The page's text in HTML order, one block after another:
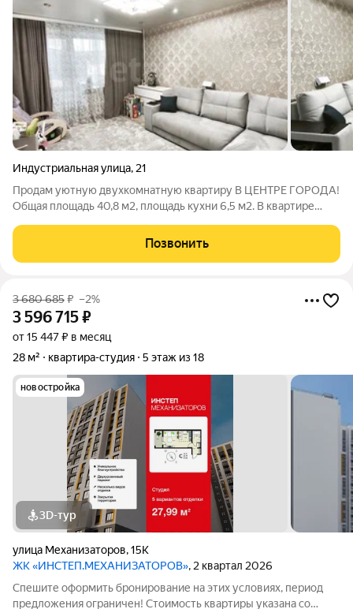
Индустриальная улица, 21
Продам уютную двухкомнатную квартиру В ЦЕНТРЕ ГОРОДА!
Общая площадь 40,8 м2, площадь кухни 6,5 м2. В квартире
светлых тонов, полы выровнены, по всей квартире линолеум,
проводка заменена. Санузел
Позвонить
3 680 685₽ –2%
3 596 715₽
от 15 447 ₽ в месяц
28 м²
квартира-студия 5 этаж из 18
новостройка
3D-тур
улица Механизаторов,15К
ЖК «ИНСТЕП.МЕХАНИЗАТОРОВ», 2 квартал 2026
Спешите оформить бронирование на этих условиях, период
предложения ограничен! Стоимость квартиры указана со